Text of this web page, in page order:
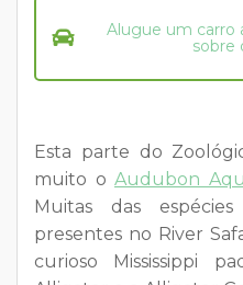
Alugue um carro
sobre
Esta parte do
muito o Audubon
Muitas das
presentes no River
curioso Mississippi